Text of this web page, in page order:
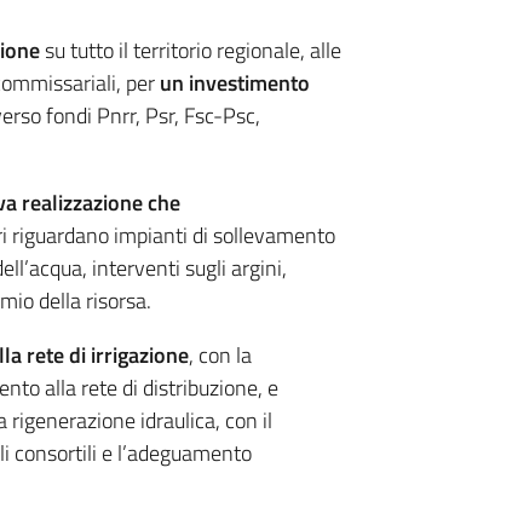
su tutto il territorio regionale, alle
perun investimento
fondi Pnrr, Psr, Fsc-Psc,
realizzazione che
riguardano impianti di sollevamento
interventi sugli argini,
della risorsa.
rete di irrigazione, con la
alla rete di distribuzione, e
idraulica, con il
consortili e l’adeguamento